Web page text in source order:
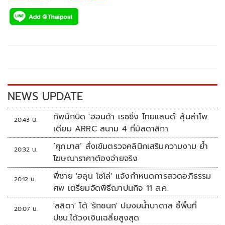
ac
e
k
wi
tt
o
p
k
NEWS UPDATE
20:43 น.
ทัพนักบิด 'ฮอนด้า เรซซิ่ง ไทยแลนด์' ลุ้นล่าโพ
เดียม ARRC สนาม 4 ที่มัลดาลิกา
20:32 น.
‘ศุภมาส’ สั่งเข้มตรวจคลินิกเสริมความงาม ย้ำ
โฆษณาราคาต้องจ่ายจริง
20:12 น.
พี่ชาย 'ฮลุน โซโล่' แจ้งกำหนดการสวดอภิธรรม
ศพ เตรียมจัดพิธีฌาปนกิจ 11 ส.ค.
20:07 น.
'ลลิดา' โต้ 'รักชนก' ปมงบน้ำบาดาล ชี้พื้นที่
ปชน.ได้วงเงินเฉลี่ยสูงสุด